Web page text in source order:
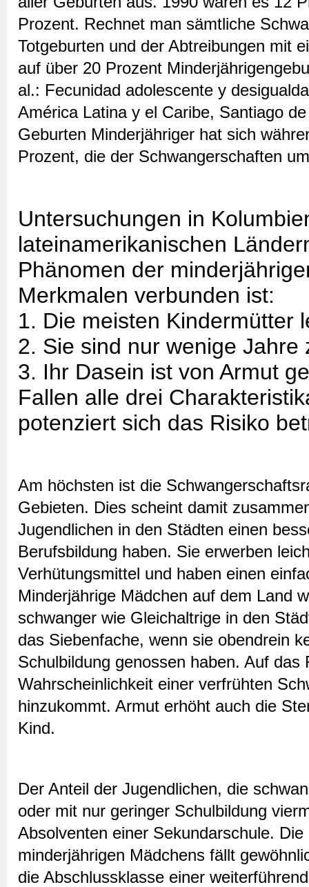
Prozent. Rechnet man sämtliche
Totgeburten und der Abtreibungen mit
auf über 20 Prozent
al.: Fecunidad adolescente y
América Latina y el Caribe, Santiago
Geburten Minderjähriger hat sich
Prozent, die der Schwangerschaften
Untersuchungen in
lateinamerikanischen
Phänomen der
Merkmalen verbunden ist:
1. Die meisten Kindermütter
2. Sie sind nur wenige Jahre
3. Ihr Dasein ist von Armut
Fallen alle drei
potenziert sich das Risiko
Am höchsten ist die
Gebieten. Dies scheint damit
Jugendlichen in den Städten einen
Berufsbildung haben. Sie erwerben
Verhütungsmittel und haben einen
Minderjährige Mädchen auf dem Land
schwanger wie Gleichaltrige in den
das Siebenfache, wenn sie obendrein
Schulbildung genossen haben. Auf
Wahrscheinlichkeit einer verfrühten
hinzukommt. Armut erhöht auch die
Kind.
Der Anteil der Jugendlichen, die
oder mit nur geringer Schulbildung
Absolventen einer Sekundarschule.
minderjährigen Mädchens fällt
die Abschlussklasse einer